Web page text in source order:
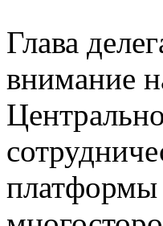
Глава
внимание
платформы